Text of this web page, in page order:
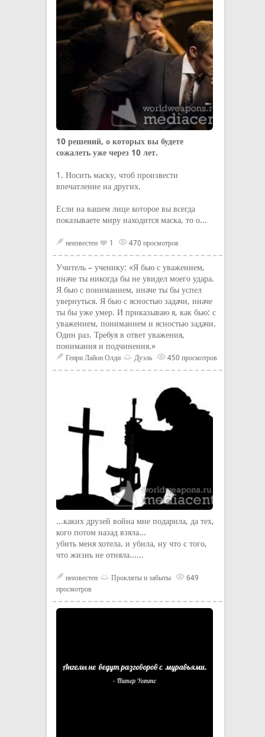
10 решений, о которых вы будете
сожалеть уже через 10 лет.
1. Носить маску, чтоб произвести
впечатление на других.
Если на вашем лице которое вы всегда
показываете миру находится маска, то о...
неизвестен 1 470 просмотров
Учитель – ученику: «Я бью с уважением,
иначе ты никогда бы не увидел моего удара.
Я бью с пониманием, иначе ты бы успел
увернуться. Я бью с ясностью задачи, иначе
ты бы уже умер. И приказываю я, как бью: с
уважением, пониманием и ясностью задачи.
Один раз. Требуя в ответ уважения,
понимания и подчинения.»
Генри Лайон Олди Дуэль 450 просмотров
...каких друзей война мне подарила, да тех,
кого потом назад взяла...
убить меня хотела. и убила, ну что с того,
что жизнь не отняла......
неизвестен Прокляты и забыты
649
просмотров